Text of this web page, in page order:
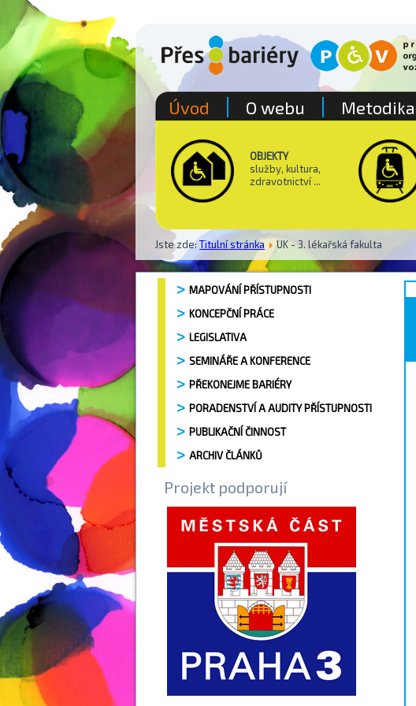
OBJEKTY
služby, kultura,
zdravotnictví ...
Jste zde:Titulní stránka UK - 3. lékařská fakulta
Úvod O webu Metodika
MAPOVÁNÍ PŘÍSTUPNOSTI
KONCEPČNÍ PRÁCE
LEGISLATIVA
SEMINÁŘE A KONFERENCE
PŘEKONEJME BARIÉRY
PORADENSTVÍ A AUDITY PŘÍSTUPNOSTI
PUBLIKAČNÍ ČINNOST
ARCHIV ČLÁNKŮ
Projekt podporují